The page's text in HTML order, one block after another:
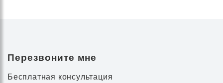
Перезвоните мне
Бесплатная консультация